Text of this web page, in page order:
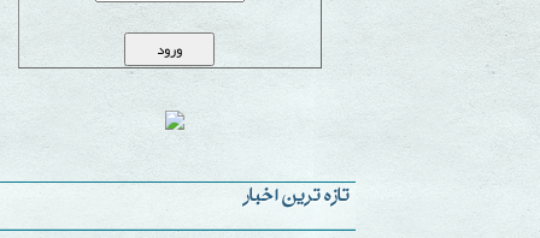
تازه ترین اخبار